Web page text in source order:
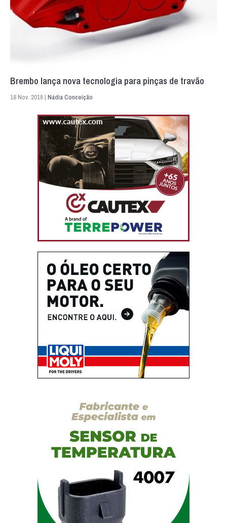
Brembo lança nova tecnologia para pinças de travão
18 Nov. 2019 | Nádia Conceição